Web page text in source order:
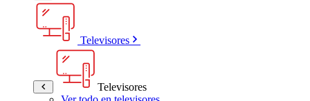
Televisores
Televisores